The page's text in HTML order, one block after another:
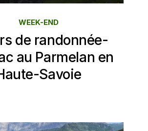
de randonnée-
au Parmelan en
Savoie
WEEK-END